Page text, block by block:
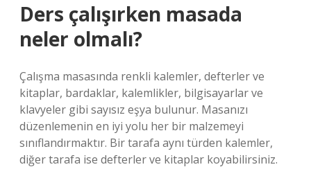
Ders çalışırken masada
neler olmalı?
Çalışma masasında renkli kalemler, defterler ve
kitaplar, bardaklar, kalemlikler, bilgisayarlar ve
klavyeler gibi sayısız eşya bulunur. Masanızı
düzenlemenin en iyi yolu her bir malzemeyi
sınıflandırmaktır. Bir tarafa aynı türden kalemler,
diğer tarafa ise defterler ve kitaplar koyabilirsiniz.